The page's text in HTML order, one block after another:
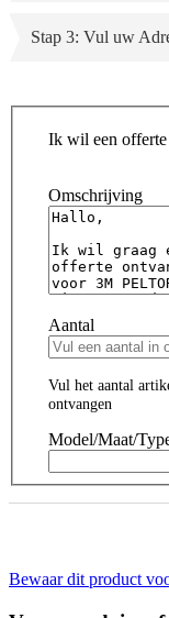
Stap 3: Vul uw
Ik wil een offerte
Omschrijving
Aantal
Vul het aantal
ontvangen
Model/Maat/
Bewaar dit product